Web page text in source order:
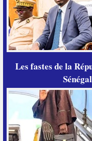
Les fastes de la